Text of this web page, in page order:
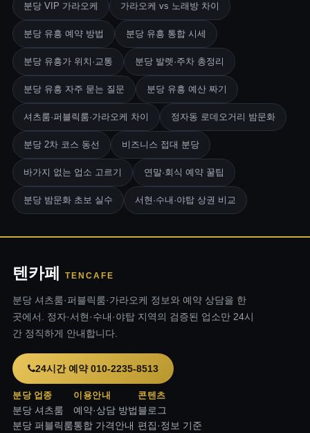
분당 VIP 가라오케 가라오케 vs 노래방 차이
분당 유흥 예약 방법 분당 유흥 통합 시세
분당 유흥가 위치·교통 분당 발렛·주차 총정리
분당 유흥 자주 묻는 질문 분당 유흥 예산 짜기
셔츠룸·퍼블릭룸·가라오케 차이 정자동 로데오거리 밤문화
분당 2차 코스 동선 비즈니스 접대 분당
바가지 없는 업소 고르기 연말·회식 예약 꿀팁
분당 밤문화 초보 실수 서현·수내·야탑 상권 비교
텐카페 TENCAFE
분당 셔츠룸·퍼블릭룸·가라오케 정보와 예약 상담을 한
곳에서. 정자·서현·수내·야탑 지역의 검증된 업소만 24시
간 정직하게 안내합니다.
24시간 예약 010-2235-8513
분당 업종
분당 셔츠룸
분당 퍼블릭룸
이용안내
예약·상담 방법
통합 가격안내
콘텐츠
블로그
편집·정보 기준